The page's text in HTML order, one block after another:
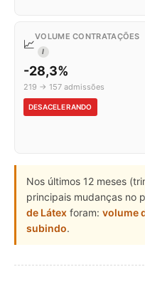
📈
VOLUME CONTRATAÇÕES
I
-28,3%
219 → 157 admissões
DESACELERANDO
Nos últimos 12 meses
principais mudanças no
de Látex foram: volume
subindo.